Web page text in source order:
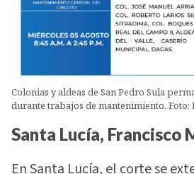
Colonias y aldeas de San Pedro Sula
durante trabajos de mantenimiento. Foto:
Santa Lucía, Francisco
En Santa Lucía, el corte se